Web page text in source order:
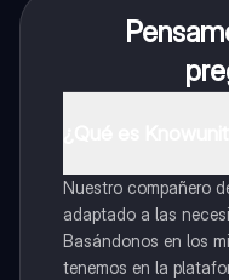
Nuestro compañero
adaptado a las
Basándonos en los
tenemos en la